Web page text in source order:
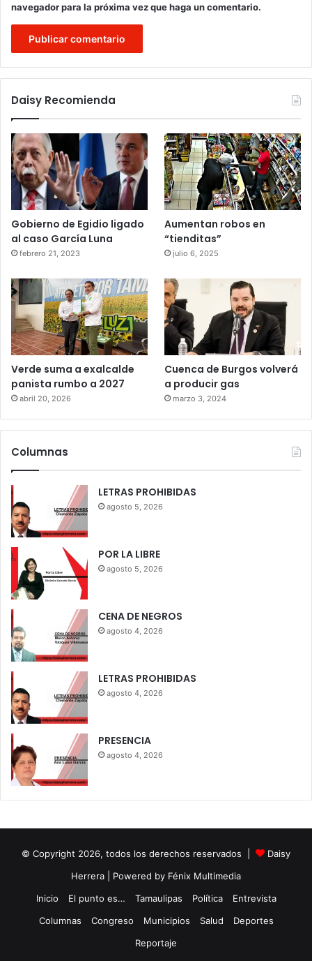
navegador para la próxima vez que haga un comentario.
Daisy Recomienda
Gobierno de Egidio ligado
al caso García Luna
febrero 21, 2023
Aumentan robos en
“tienditas”
julio 6, 2025
Verde suma a exalcalde
panista rumbo a 2027
abril 20, 2026
Cuenca de Burgos volverá
a producir gas
marzo 3, 2024
Columnas
LETRAS PROHIBIDAS
agosto 5, 2026
POR LA LIBRE
agosto 5, 2026
CENA DE NEGROS
agosto 4, 2026
LETRAS PROHIBIDAS
agosto 4, 2026
PRESENCIA
agosto 4, 2026
© Copyright 2026, todos los derechos reservados |
Daisy
Herrera | Powered by Fénix Multimedia
Inicio
El punto es… Tamaulipas Política
Entrevista
Columnas
Congreso Municipios Salud
Deportes
Reportaje